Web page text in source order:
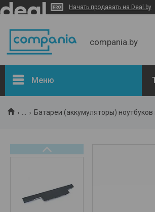
Начать продавать на Deal.by
compania.by
Меню
Батареи (аккумуляторы) ноутбуков